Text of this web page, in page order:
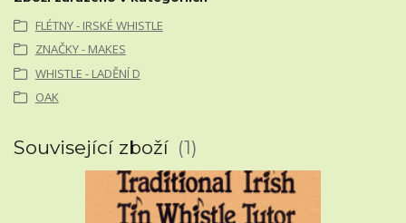
FLÉTNY - IRSKÉ WHISTLE
ZNAČKY - MAKES
WHISTLE - LADĚNÍ D
OAK
Související zboží 1